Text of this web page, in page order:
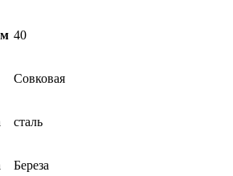
40
Совковая
сталь
Береза